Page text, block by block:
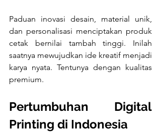
Paduan inovasi desain, material unik,
dan personalisasi menciptakan produk
cetak bernilai tambah tinggi. Inilah
saatnya mewujudkan ide kreatif menjadi
karya nyata. Tentunya dengan kualitas
premium.
Pertumbuhan Digital
Printing di Indonesia